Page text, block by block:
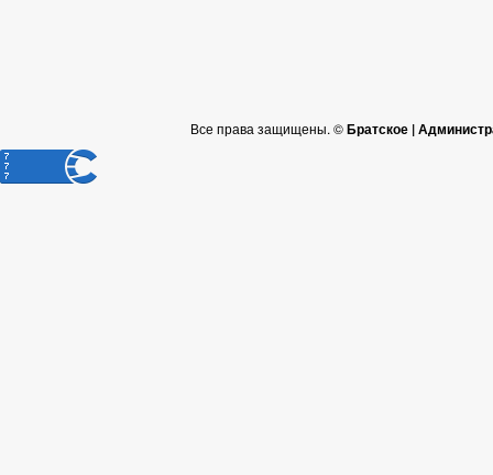
Все права защищены. ©Братское |